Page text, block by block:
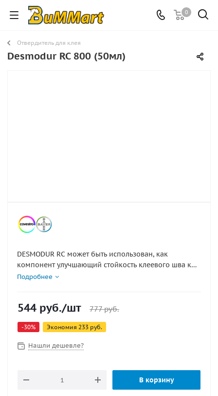
0
Отвердитель для клея
Desmodur RC 800 (50мл)
DESMODUR RC может быть использован, как
компонент улучшающий стойкость клеевого шва к
старению, термостойкость и адгезию. Служит для
используется, в том числе и при производстве лодок
Подробнее
544 руб./шт 777руб.
-30% Экономия 233 руб.
Нашли дешевле?
В корзину